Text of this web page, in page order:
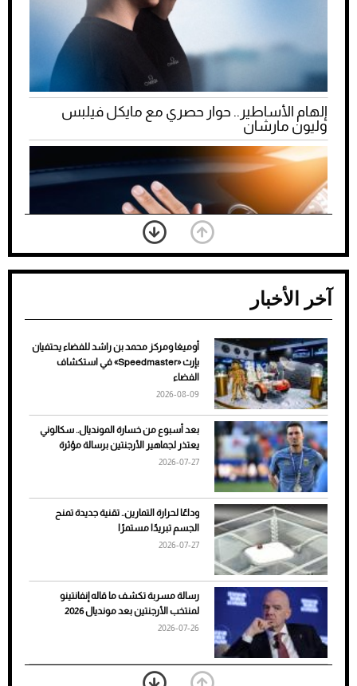
إلهام الأساطير.. حوار حصري مع مايكل فيلبس
وليون مارشان
ضعف تبريد مكيف السيارة عند الوقوف.. أشهر
الأسباب والحلول
7 نصائح لاختيار لون البنطلون المناسب للقميص
الأسود
آخر الأخبار
أوميغا ومركز محمد بن راشد للفضاء يحتفيان
بإرث «Speedmaster» في استكشاف
الفضاء
2026-08-09
بعد أسبوع من خسارة المونديال.. سكالوني
يعتذر لجماهير الأرجنتين برسالة مؤثرة
2026-07-27
وداعًا لحرارة التمارين.. تقنية جديدة تمنح
الجسم تبريدًا مستمرًا
2026-07-27
رسالة مسربة تكشف ما قاله إنفانتينو
لمنتخب الأرجنتين بعد مونديال 2026
2026-07-26
«الجوازات» تكشف طريقة استخراج رقم